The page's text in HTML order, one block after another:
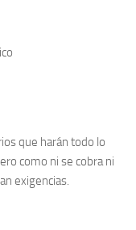
que harán todo lo
como ni se cobra ni
exigencias.